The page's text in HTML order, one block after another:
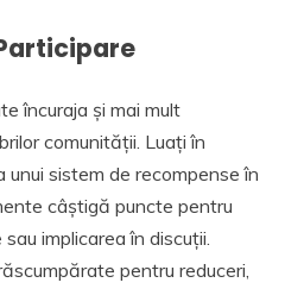
încuraja și mai mult
comunității. Luați în
sistem de recompense în
câștigă puncte pentru
implicarea în discuții.
pentru reduceri,